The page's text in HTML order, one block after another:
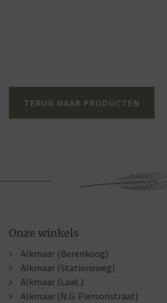
TERUG NAAR PRODUCTEN
Onze winkels
Alkmaar (Berenkoog)
Alkmaar (Stationsweg)
Alkmaar (Laat )
Alkmaar (N.G. Piersonstraat)